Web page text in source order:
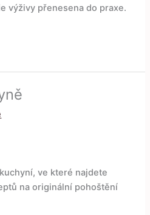
výživy přenesena do praxe.
ve které najdete
na originální pohoštění